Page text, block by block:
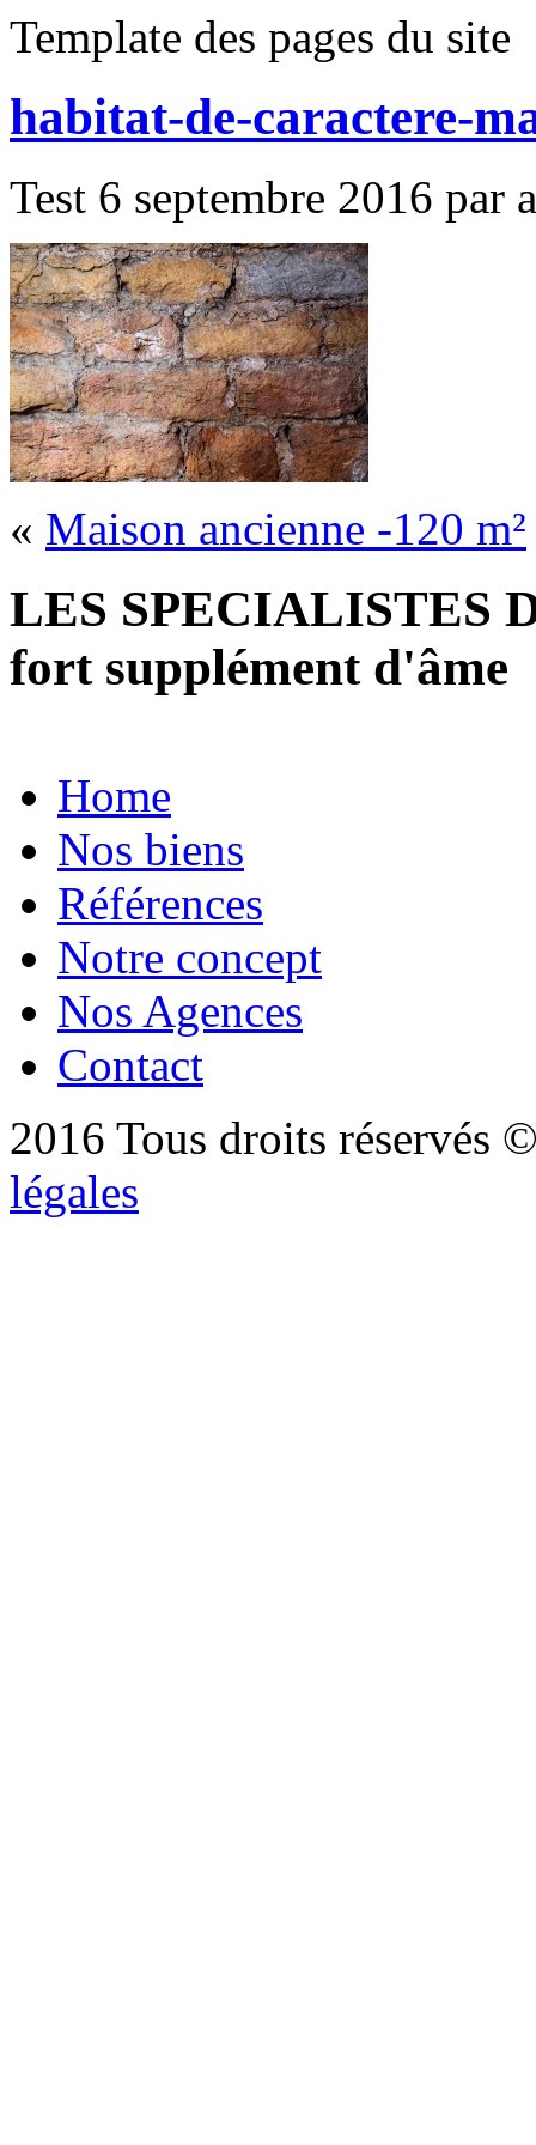
Template des pages du site
habitat-de-caractere-
Test 6 septembre 2016 par
« Maison ancienne -120 m²
LES SPECIALISTES
fort supplément d'âme
Home
Nos biens
Références
Notre concept
Nos Agences
Contact
2016 Tous droits réservés
légales